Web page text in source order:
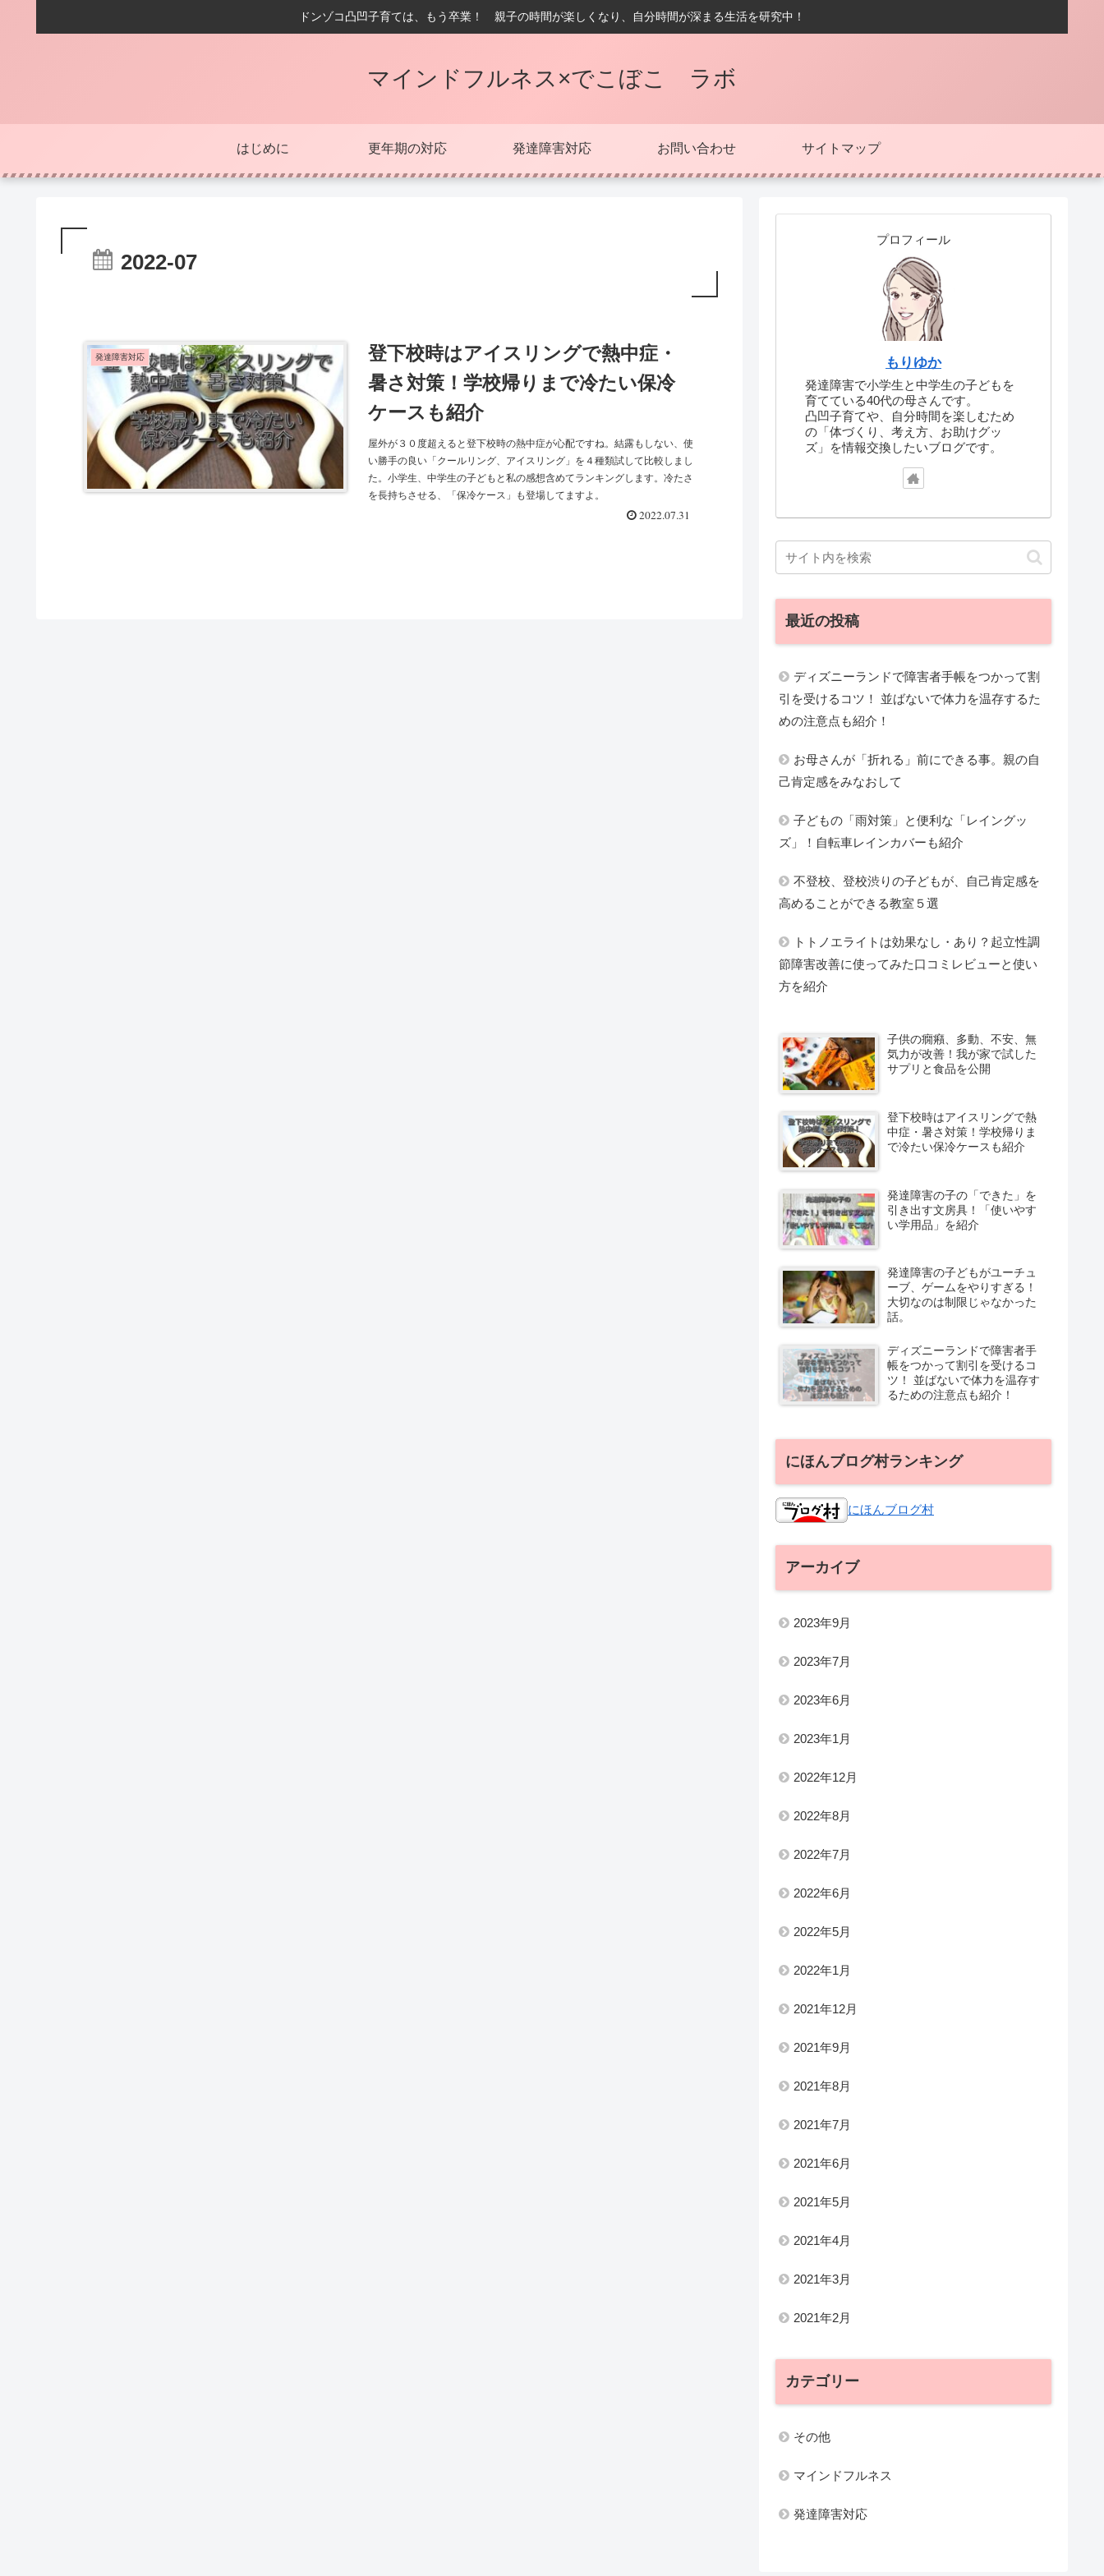
ドンゾコ凸凹子育ては、もう卒業！ 親子の時間が楽しくなり、自分時間が深まる生活を研究中！
マインドフルネス×でこぼこ ラボ
はじめに 更年期の対応 発達障害対応 お問い合わせ サイトマップ
2022-07
発達障害対応
登下校時はアイスリングで熱中症・
暑さ対策！学校帰りまで冷たい保冷
ケースも紹介
屋外が３０度超えると登下校時の熱中症が心配ですね。結露もしない、使
い勝手の良い「クールリング、アイスリング」を４種類試して比較しまし
た。小学生、中学生の子どもと私の感想含めてランキングします。冷たさ
を長持ちさせる、「保冷ケース」も登場してますよ。
2022.07.31
プロフィール
もりゆか
発達障害で小学生と中学生の子どもを
育てている40代の母さんです。
凸凹子育てや、自分時間を楽しむため
の「体づくり、考え方、お助けグッ
ズ」を情報交換したいブログです。
最近の投稿
ディズニーランドで障害者手帳をつかって割
引を受けるコツ！ 並ばないで体力を温存するた
めの注意点も紹介！
お母さんが「折れる」前にできる事。親の自
己肯定感をみなおして
子どもの「雨対策」と便利な「レイングッ
ズ」！自転車レインカバーも紹介
不登校、登校渋りの子どもが、自己肯定感を
高めることができる教室５選
トトノエライトは効果なし・あり？起立性調
節障害改善に使ってみた口コミレビューと使い
方を紹介
子供の癇癪、多動、不安、無
気力が改善！我が家で試した
サプリと食品を公開
登下校時はアイスリングで熱
中症・暑さ対策！学校帰りま
で冷たい保冷ケースも紹介
発達障害の子の「できた」を
引き出す文房具！「使いやす
い学用品」を紹介
発達障害の子どもがユーチュ
ーブ、ゲームをやりすぎる！
大切なのは制限じゃなかった
話。
ディズニーランドで障害者手
帳をつかって割引を受けるコ
ツ！ 並ばないで体力を温存す
るための注意点も紹介！
にほんブログ村ランキング
にほんブログ村
アーカイブ
2023年9月
2023年7月
2023年6月
2023年1月
2022年12月
2022年8月
2022年7月
2022年6月
2022年5月
2022年1月
2021年12月
2021年9月
2021年8月
2021年7月
2021年6月
2021年5月
2021年4月
2021年3月
2021年2月
カテゴリー
その他
マインドフルネス
発達障害対応